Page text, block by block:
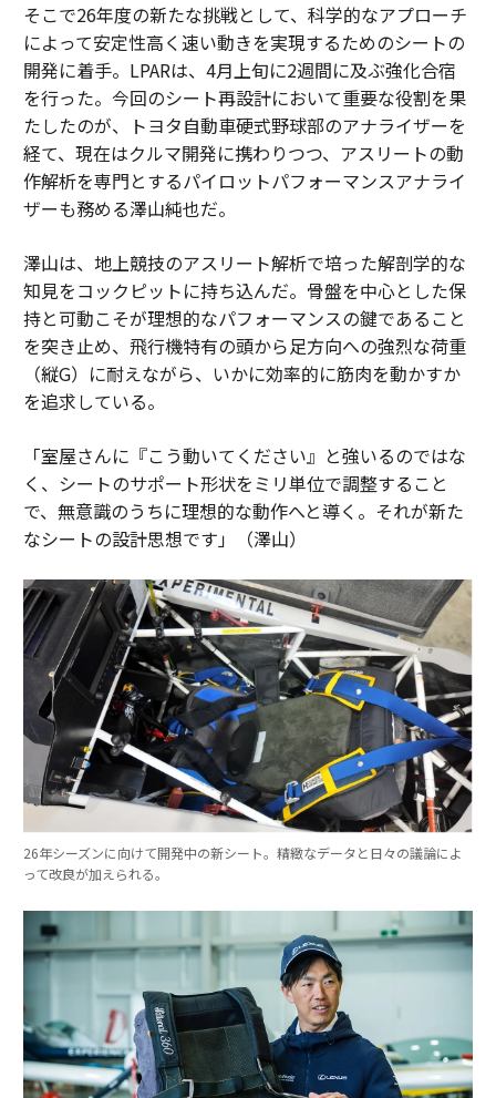
そこで26年度の新たな挑戦として、科学的なアプローチ
によって安定性高く速い動きを実現するためのシートの
開発に着手。LPARは、4月上旬に2週間に及ぶ強化合宿
を行った。今回のシート再設計において重要な役割を果
たしたのが、トヨタ自動車硬式野球部のアナライザーを
経て、現在はクルマ開発に携わりつつ、アスリートの動
作解析を専門とするパイロットパフォーマンスアナライ
ザーも務める澤山純也だ。
澤山は、地上競技のアスリート解析で培った解剖学的な
知見をコックピットに持ち込んだ。骨盤を中心とした保
持と可動こそが理想的なパフォーマンスの鍵であること
を突き止め、飛行機特有の頭から足方向への強烈な荷重
（縦G）に耐えながら、いかに効率的に筋肉を動かすか
を追求している。
「室屋さんに『こう動いてください』と強いるのではな
く、シートのサポート形状をミリ単位で調整すること
で、無意識のうちに理想的な動作へと導く。それが新た
なシートの設計思想です」（澤山）
26年シーズンに向けて開発中の新シート。精緻なデータと日々の議論によ
って改良が加えられる。